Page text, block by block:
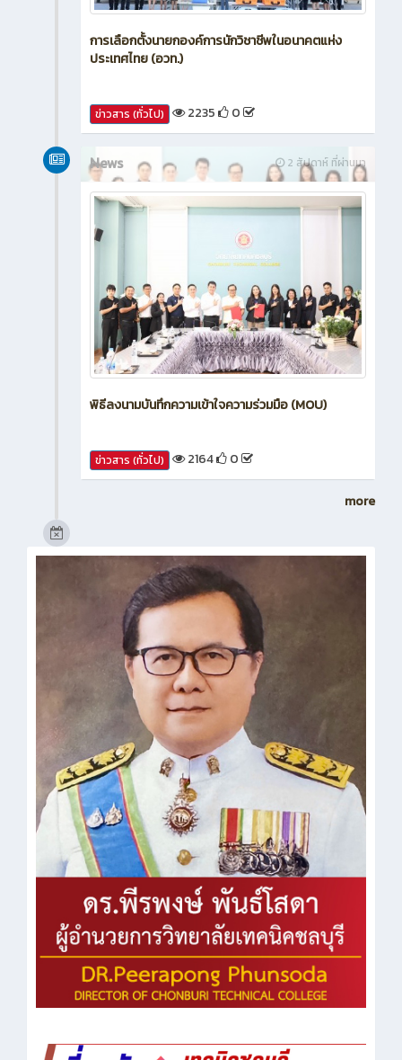
การเลือกตั้งนายกองค์การนักวิชาชีพในอนาคตแห่ง
ประเทศไทย (อวท.)
ข่าวสาร (ทั่วไป) 2235 0
2 สัปดาห์ ที่ผ่านมา
News
พิธีลงนามบันทึกความเข้าใจความร่วมมือ (MOU)
ข่าวสาร (ทั่วไป) 2164 0
more